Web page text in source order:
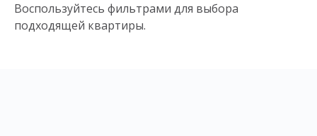
Воспользуйтесь фильтрами для выбора
подходящей квартиры.